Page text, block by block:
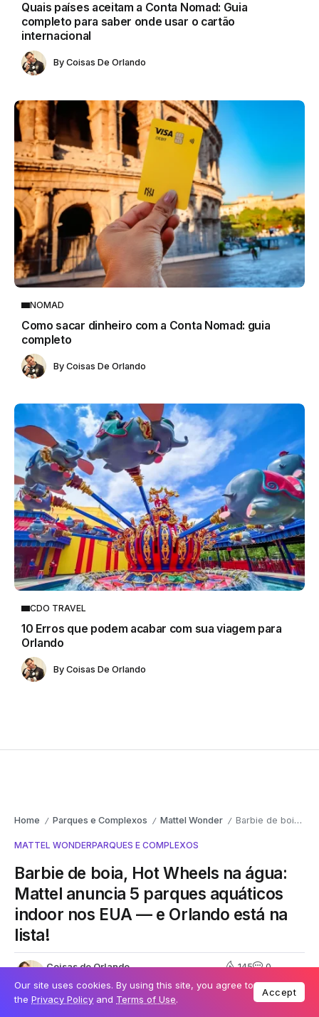
Quais países aceitam a Conta Nomad: Guia
completo para saber onde usar o cartão
internacional
By Coisas De Orlando
NOMAD
Como sacar dinheiro com a Conta Nomad: guia
completo
By Coisas De Orlando
CDO TRAVEL
10 Erros que podem acabar com sua viagem para
Orlando
By Coisas De Orlando
Home / Parques e Complexos / Mattel Wonder / Barbie de boia, Hot Wheels na água: Mattel anuncia 5 parques aquáticos indoor nos EUA — e Orlando está na lista!
MATTEL WONDERPARQUES E COMPLEXOS
Barbie de boia, Hot Wheels na água:
Mattel anuncia 5 parques aquáticos
indoor nos EUA — e Orlando está na
lista!
Coisas de Orlando
13 de janeiro de 2026
2 Min de Leitura
145 0
Our site uses cookies. By using this site, you agree to
the Privacy Policy and Terms of Use.
Accept